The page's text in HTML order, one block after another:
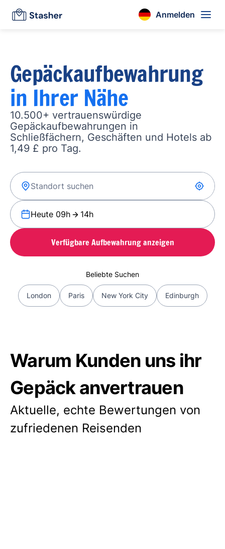
Anmelden
Gepäckaufbewahrung
in Ihrer Nähe
10.500+ vertrauenswürdige
Gepäckaufbewahrungen in
Schließfächern, Geschäften und Hotels ab
1,49 £ pro Tag.
Heute 09h 14h
Verfügbare Aufbewahrung anzeigen
Beliebte Suchen
London Paris New York City Edinburgh
Warum Kunden uns ihr
Gepäck anvertrauen
Aktuelle, echte Bewertungen von
zufriedenen Reisenden